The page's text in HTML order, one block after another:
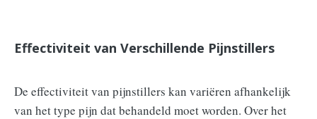
Effectiviteit van Verschillende Pijnstillers
De effectiviteit van pijnstillers kan variëren afhankelijk
van het type pijn dat behandeld moet worden. Over het